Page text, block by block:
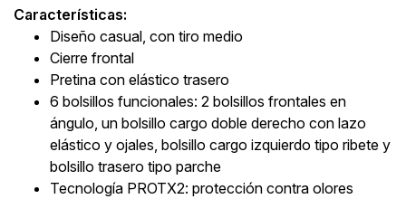
Características:
Diseño casual, con tiro medio
Cierre frontal
Pretina con elástico trasero
6 bolsillos funcionales: 2 bolsillos frontales en
ángulo, un bolsillo cargo doble derecho con lazo
elástico y ojales, bolsillo cargo izquierdo tipo ribete y
bolsillo trasero tipo parche
Tecnología PROTX2: protección contra olores